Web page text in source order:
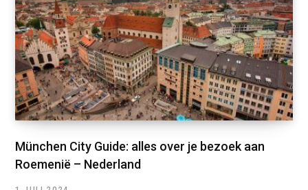
München City Guide: alles over je bezoek aan
Roemenië – Nederland